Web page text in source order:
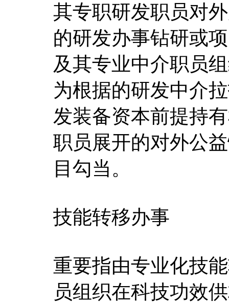
其专职研发职员对
的研发办事钻研或
及其专业中介职员
为根据的研发中介
发装备资本前提持
职员展开的对外公
目勾当。
技能转移办事
重要指由专业化技
员组织在科技功效